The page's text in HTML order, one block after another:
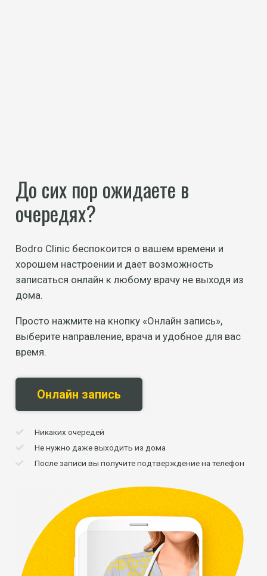
До сих пор ожидаете в
очередях?
Bodro Clinic беспокоится о вашем времени и
хорошем настроении и дает возможность
записаться онлайн к любому врачу не выходя из
дома.
Просто нажмите на кнопку «Онлайн запись»,
выберите направление, врача и удобное для вас
время.
Онлайн запись
Никаких очередей
Не нужно даже выходить из дома
После записи вы получите подтверждение на телефон